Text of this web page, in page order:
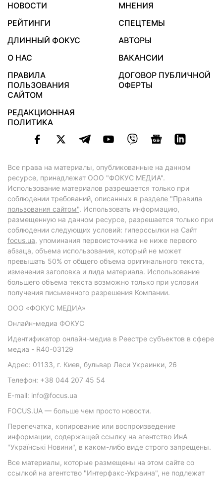
НОВОСТИ
МНЕНИЯ
РЕЙТИНГИ
СПЕЦТЕМЫ
ДЛИННЫЙ ФОКУС
АВТОРЫ
О НАС
ВАКАНСИИ
ПРАВИЛА
ПОЛЬЗОВАНИЯ
САЙТОМ
ДОГОВОР ПУБЛИЧНОЙ
ОФЕРТЫ
РЕДАКЦИОННАЯ
ПОЛИТИКА
Все права на материалы, опубликованные на данном
ресурсе, принадлежат ООО "ФОКУС МЕДИА".
Использование материалов разрешается только при
соблюдении требований, описанных в разделе "Правила
пользования сайтом". Использовать информацию,
размещенную на данном ресурсе, разрешается только при
соблюдении следующих условий: гиперссылки на Сайт
focus.ua, упоминания первоисточника не ниже первого
абзаца, объема использования, который не может
превышать 50% от общего объема оригинального текста,
изменения заголовка и лида материала. Использование
большего объема текста возможно только при условии
получения письменного разрешения Компании.
ООО «ФОКУС МЕДИА»
Онлайн-медиа ФОКУС
Идентификатор онлайн-медиа в Реестре субъектов в сфере
медиа - R40-03129
Адрес: 01133, г. Киев, бульвар Леси Украинки, 26
Телефон: +38 044 207 45 54
E-mail: info@focus.ua
FOCUS.UA — больше чем просто новости.
Перепечатка, копирование или воспроизведение
информации, содержащей ссылку на агентство ИнА
"Українські Новини", в каком-либо виде строго запрещены.
Все материалы, которые размещены на этом сайте со
ссылкой на агентство "Интерфакс-Украина", не подлежат